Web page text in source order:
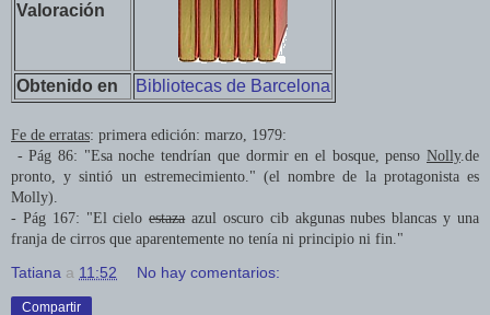
Valoración
Obtenido en Bibliotecas de Barcelona
Fe de erratas: primera edición: marzo, 1979:
- Pág 86: "Esa noche tendrían que dormir en el bosque, penso Nolly.de
pronto, y sintió un estremecimiento." (el nombre de la protagonista es
Molly).
- Pág 167: "El cieloestazaazul oscuro cib akgunas nubes blancas y una
franja de cirros que aparentemente no tenía ni principio ni fin."
Tatiana a 11:52 No hay comentarios:
Compartir